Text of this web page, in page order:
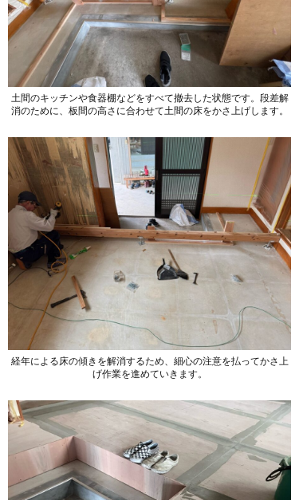
土間のキッチンや食器棚などをすべて撤去した状態です。段差解
消のために、板間の高さに合わせて土間の床をかさ上げします。
経年による床の傾きを解消するため、細心の注意を払ってかさ上
げ作業を進めていきます。